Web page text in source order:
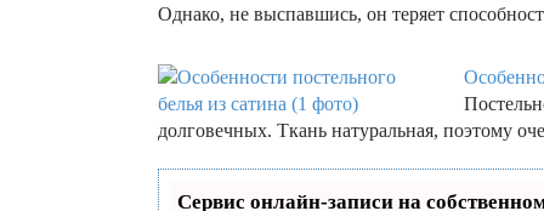
Однако, не выспавшись, он теряет
долговечных. Ткань натуральная, поэтому
Сервис онлайн-записи на